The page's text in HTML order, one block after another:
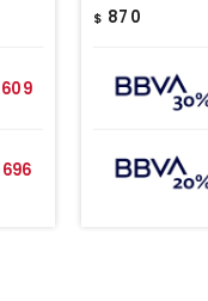
609
696
$ 870